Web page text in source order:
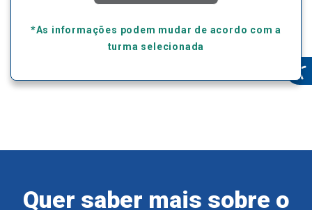
*As informações podem mudar de acordo com a
turma selecionada
Quer saber mais sobre o